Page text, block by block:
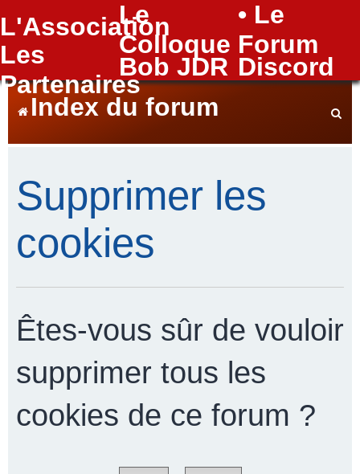
L'Association
Le
Colloque
• Le
Forum
Les
Partenaires
Bob JDR Discord
FAQ
Index du forum
h
Supprimer les
cookies
Êtes-vous sûr de vouloir
supprimer tous les
cookies de ce forum ?